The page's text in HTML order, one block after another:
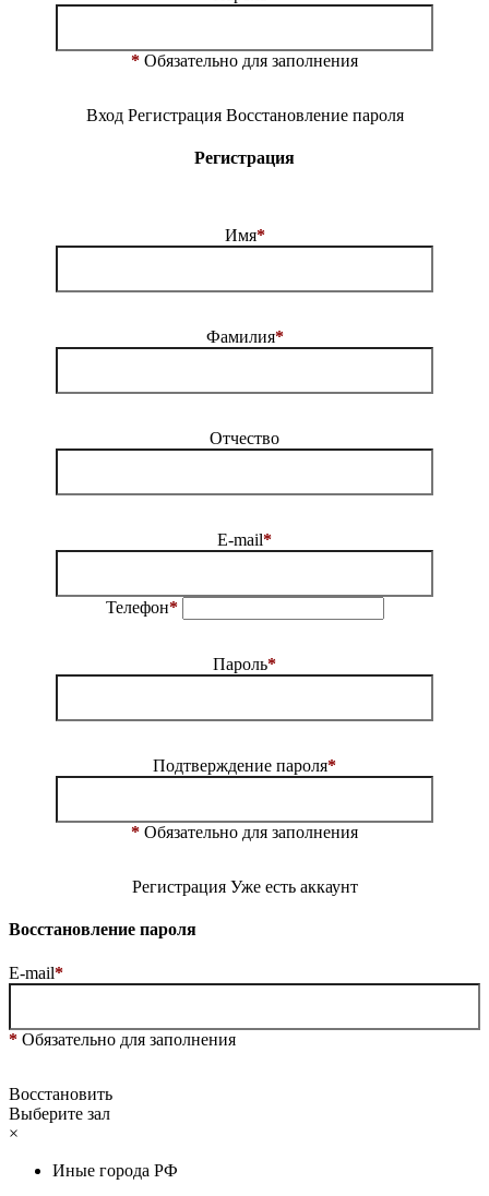
* Обязательно для заполнения
Вход Регистрация Восстановление пароля
Регистрация
Имя*
Фамилия*
Отчество
E-mail*
Телефон*
Пароль*
Подтверждение пароля*
* Обязательно для заполнения
Регистрация Уже есть аккаунт
Восстановление пароля
E-mail*
* Обязательно для заполнения
Восстановить
Выберите зал
×
Иные города РФ